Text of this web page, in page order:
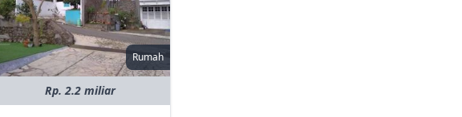
Rumah
Rp. 2.2 miliar